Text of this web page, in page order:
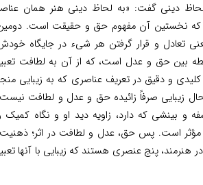
دینی گفت: «به لحاظ دینی هنر همان عناصر
نخستین آن مفهوم حق و حقیقت است. دومین
تعادل و قرار گرفتن هر شیء در جایگاه خودش
حق و عدل است، که از آن به لطافت تعبیر
و دقیق در تعریف عناصری که به زیبایی منجر
زیبایی صرفاً زائیده حق و عدل و لطافت نیست؛
بینشی که دارد، زاویه دید او و نگاه کمیک و
مؤثر است. پس حق، عدل و لطافت در اثر؛ ذهنیت،
پنج عنصری هستند که زیبایی با آنها تعبیر